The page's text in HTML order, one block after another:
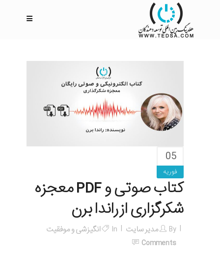
05
فوریه
کتاب صوتی و PDF معجزه
شکرگزاری از راندا برن
By مدیر سایت In
انگیزشی و موفقیت
Comments